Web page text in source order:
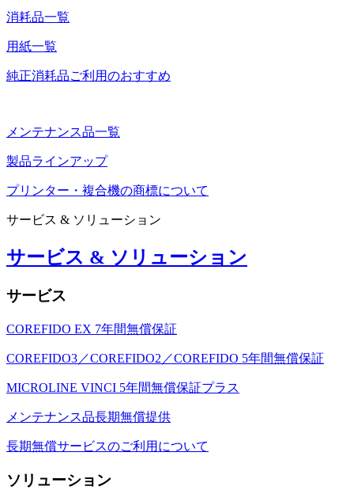
消耗品一覧
用紙一覧
純正消耗品ご利用のおすすめ
メンテナンス品一覧
製品ラインアップ
プリンター・複合機の商標について
サービス & ソリューション
サービス & ソリューション
サービス
COREFIDO EX 7年間無償保証
COREFIDO3／COREFIDO2／COREFIDO 5年間無償保証
MICROLINE VINCI 5年間無償保証プラス
メンテナンス品長期無償提供
長期無償サービスのご利用について
ソリューション